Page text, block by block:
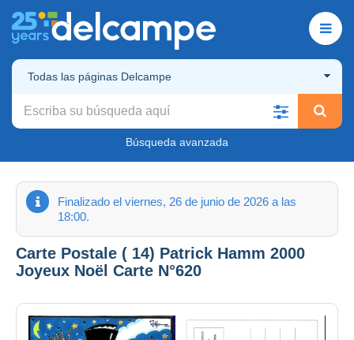
Todas las páginas Delcampe
Búsqueda avanzada
Finalizado el viernes, 26 de junio de 2026 a las
18:00.
Carte Postale ( 14) Patrick Hamm 2000
Joyeux Noël Carte N°620